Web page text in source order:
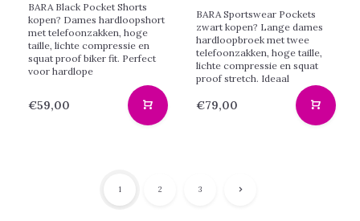
BARA Black Pocket Shorts
kopen? Dames hardloopshort
met telefoonzakken, hoge
taille, lichte compressie en
squat proof biker fit. Perfect
voor hardlope
€59,00
BARA Sportswear Pockets
zwart kopen? Lange dames
hardloopbroek met twee
telefoonzakken, hoge taille,
lichte compressie en squat
proof stretch. Ideaal
€79,00
1 2 3